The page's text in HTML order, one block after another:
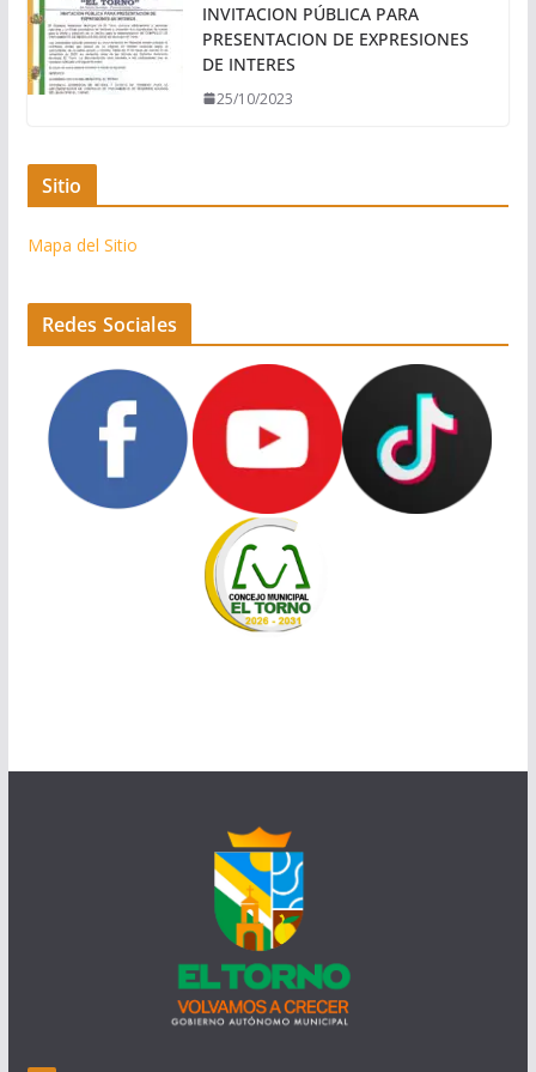
INVITACION PÚBLICA PARA
PRESENTACION DE EXPRESIONES
DE INTERES
25/10/2023
Sitio
Mapa del Sitio
Redes Sociales